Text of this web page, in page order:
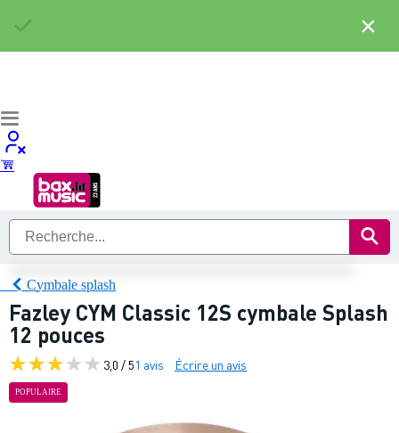
Cymbale splash
Fazley CYM Classic 12S cymbale Splash
12 pouces
3,0 / 51 avis Écrire un avis
POPULAIRE
×